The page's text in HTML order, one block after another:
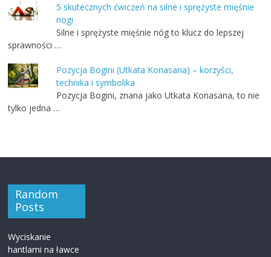
5 skutecznych ćwiczeń na silne i sprężyste mięśnie
nogi
Silne i sprężyste mięśnie nóg to klucz do lepszej
sprawności …
Pozycja Bogini (Utkata Konasana) – korzyści,
technika i symbolika
Pozycja Bogini, znana jako Utkata Konasana, to nie
tylko jedna …
Random
Posts
Wyciskanie
hantlami na ławce